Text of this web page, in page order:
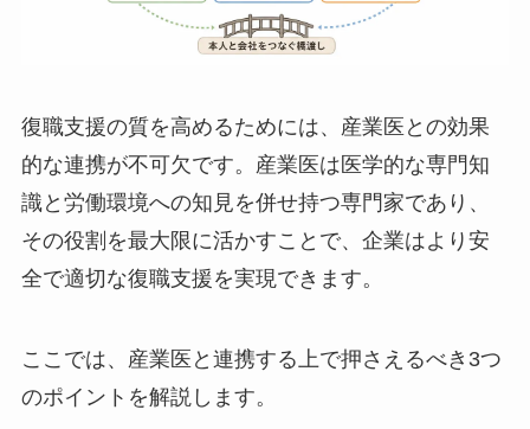
復職支援の質を高める産業医との連携｜